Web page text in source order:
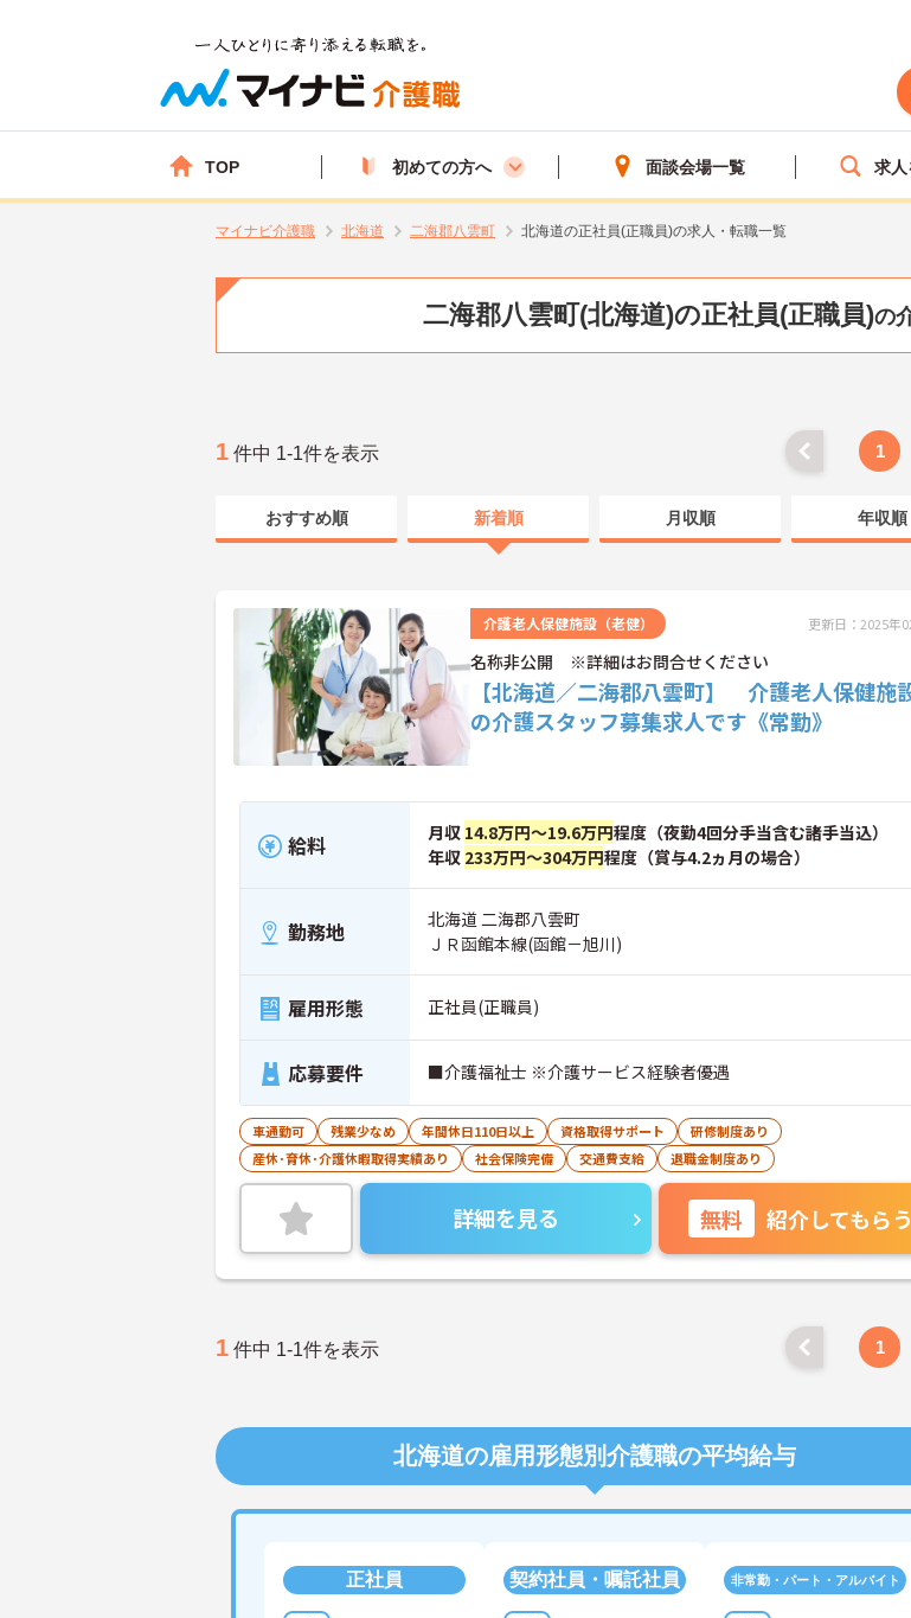
TOP 初めての方へ 面談会場一覧 求人
マイナビ介護職 北海道 二海郡八雲町 北海道の正社員(正職員)の求人・転職一覧
二海郡八雲町(北海道)の正社員(正職員)の
1 件中 1-1件を表示 1
おすすめ順 新着順 月収順 年収順
介護老人保健施設（老健） 更新日：2025年
名称非公開 ※詳細はお問合せください
【北海道／二海郡八雲町】 介護老人保健施
の介護スタッフ募集求人です《常勤》
給料 月収 14.8万円～19.6万円程度（夜勤4回分手当含む諸手当込）
年収 233万円～304万円程度（賞与4.2ヵ月の場合）
勤務地
北海道 二海郡八雲町
ＪＲ函館本線(函館－旭川)
雇用形態 正社員(正職員)
応募要件 ■介護福祉士 ※介護サービス経験者優遇
車通勤可 残業少なめ 年間休日110日以上 資格取得サポート
研修制度あり
産休･育休･介護休暇取得実績あり
社会保険完備 交通費支給 退職金制度あり
詳細を見る 無料 紹介してもらう
1 件中 1-1件を表示 1
北海道の雇用形態別介護職の平均給与
正社員 契約社員・嘱託社員 非常勤・パート・アルバイト